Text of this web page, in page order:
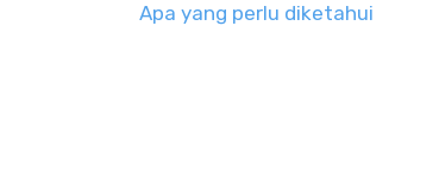
Apa yang perlu diketahui